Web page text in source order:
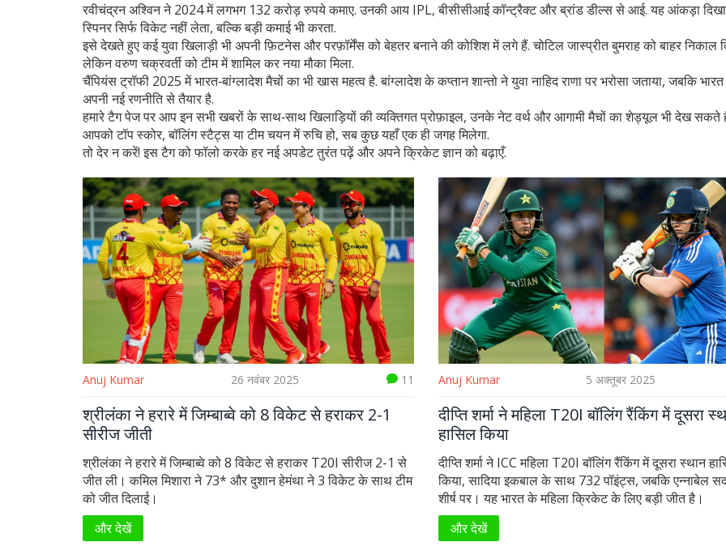
रवीचंद्रन अश्विन ने 2024 में लगभग 132 करोड़ रुपये कमाए. उनकी आय IPL, बीसीसीआई कॉन्ट्रैक्ट और ब्रांड डील्स से आई. यह आंकड़ा
स्पिनर सिर्फ विकेट नहीं लेता, बल्कि बड़ी कमाई भी करता.
इसे देखते हुए कई युवा खिलाड़ी भी अपनी फ़िटनेस और परफ़ॉर्मेंस को बेहतर बनाने की कोशिश में लगे हैं. चोटिल जास्प्रीत बुमराह को बाहर निकाल
लेकिन वरुण चक्रवर्ती को टीम में शामिल कर नया मौका मिला.
चैंपियंस ट्रॉफी 2025 में भारत‑बांग्लादेश मैचों का भी खास महत्व है. बांग्लादेश के कप्तान शान्तो ने युवा नाहिद राणा पर भरोसा जताया, जबकि
अपनी नई रणनीति से तैयार है.
हमारे टैग पेज पर आप इन सभी खबरों के साथ‑साथ खिलाड़ियों की व्यक्तिगत प्रोफ़ाइल, उनके नेट वर्थ और आगामी मैचों का शेड्यूल भी देख सकते
आपको टॉप स्कोर, बॉलिंग स्टैट्स या टीम चयन में रुचि हो, सब कुछ यहाँ एक ही जगह मिलेगा.
तो देर न करें! इस टैग को फॉलो करके हर नई अपडेट तुरंत पढ़ें और अपने क्रिकेट ज्ञान को बढ़ाएँ.
Anuj Kumar 26 नवंबर 2025 11
श्रीलंका ने हरारे में जिम्बाब्वे को 8 विकेट से हराकर 2-1
सीरीज जीती
श्रीलंका ने हरारे में जिम्बाब्वे को 8 विकेट से हराकर T20I सीरीज 2-1 से
जीत ली। कमिल मिशारा ने 73* और दुशान हेमंथा ने 3 विकेट के साथ टीम
को जीत दिलाई।
और देखें
Anuj Kumar 5 अक्तूबर 2025
दीप्ति शर्मा ने महिला T20I बॉलिंग रैंकिंग में दूसरा
हासिल किया
दीप्ति शर्मा ने ICC महिला T20I बॉलिंग रैंकिंग में दूसरा स्थान
किया, सादिया इकबाल के साथ 732 पॉइंट्स, जबकि एन्नाबेल
शीर्ष पर। यह भारत के महिला क्रिकेट के लिए बड़ी जीत है।
और देखें